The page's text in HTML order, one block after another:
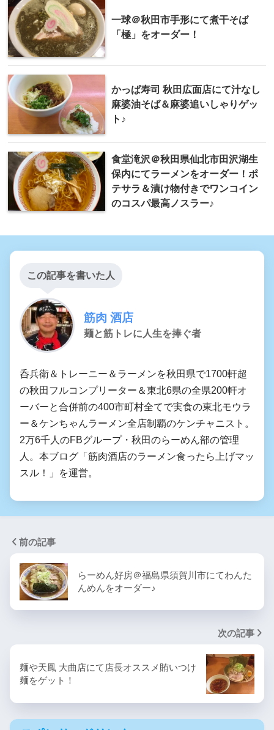
一球＠秋田市手形にて煮干そば
「極」をオーダー！
かっぱ寿司 秋田広面店にて汁なし
麻婆油そば＆麻婆追いしゃりゲッ
ト♪
食堂滝沢＠秋田県仙北市田沢湖生
保内にてラーメンをオーダー！ポ
テサラ＆漬け物付きでワンコイン
のコスパ最高ノスラー♪
この記事を書いた人
筋肉 酒店
麺と筋トレに人生を捧ぐ者
呑兵衛＆トレーニー＆ラーメンを秋田県で1700軒超
の秋田フルコンプリーター＆東北6県の全県200軒オ
ーバーと合併前の400市町村全てで実食の東北モウラ
ー＆ケンちゃんラーメン全店制覇のケンチャニスト。
2万6千人のFBグループ・秋田のらーめん部の管理
人。本ブログ「筋肉酒店のラーメン食ったら上げマッ
スル！」を運営。
前の記事
らーめん好房＠福島県須賀川市にてわんた
んめんをオーダー♪
次の記事
麺や天鳳 大曲店にて店長オススメ賄いつけ
麺をゲット！